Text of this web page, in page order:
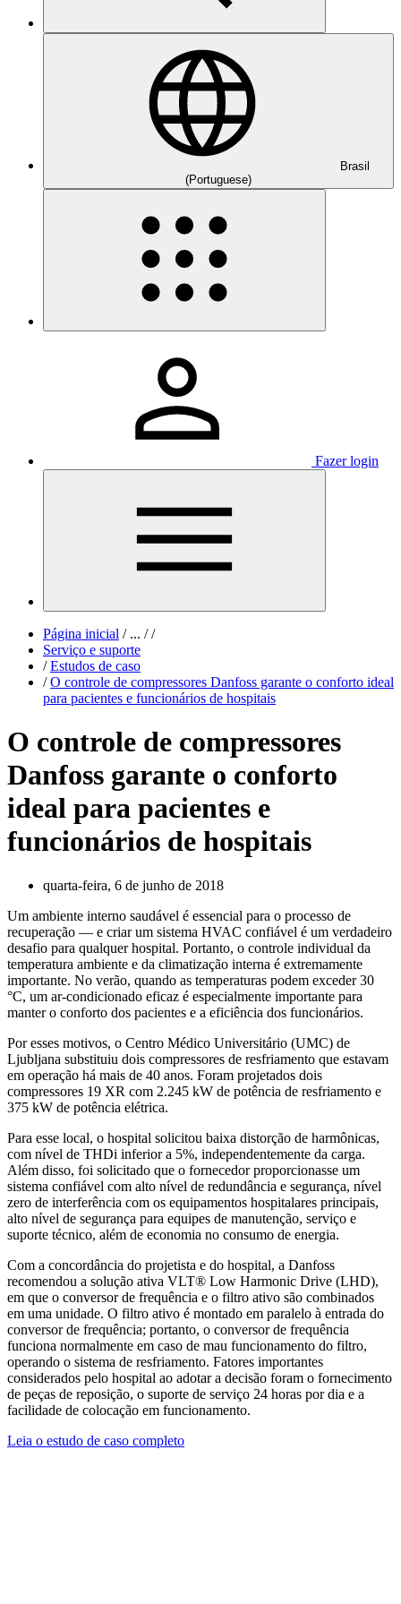
Brasil
(Portuguese)
Fazer login
Página inicial /... / /
Serviço e suporte
/ Estudos de caso
/ O controle de compressores Danfoss garante o conforto ideal
para pacientes e funcionários de hospitais
O controle de compressores
Danfoss garante o conforto
ideal para pacientes e
funcionários de hospitais
quarta-feira, 6 de junho de 2018
Um ambiente interno saudável é essencial para o processo de
recuperação — e criar um sistema HVAC confiável é um verdadeiro
desafio para qualquer hospital. Portanto, o controle individual da
temperatura ambiente e da climatização interna é extremamente
importante. No verão, quando as temperaturas podem exceder 30
°C, um ar-condicionado eficaz é especialmente importante para
manter o conforto dos pacientes e a eficiência dos funcionários.
Por esses motivos, o Centro Médico Universitário (UMC) de
Ljubljana substituiu dois compressores de resfriamento que estavam
em operação há mais de 40 anos. Foram projetados dois
compressores 19 XR com 2.245 kW de potência de resfriamento e
375 kW de potência elétrica.
Para esse local, o hospital solicitou baixa distorção de harmônicas,
com nível de THDi inferior a 5%, independentemente da carga.
Além disso, foi solicitado que o fornecedor proporcionasse um
sistema confiável com alto nível de redundância e segurança, nível
zero de interferência com os equipamentos hospitalares principais,
alto nível de segurança para equipes de manutenção, serviço e
suporte técnico, além de economia no consumo de energia.
Com a concordância do projetista e do hospital, a Danfoss
recomendou a solução ativa VLT® Low Harmonic Drive (LHD),
em que o conversor de frequência e o filtro ativo são combinados
em uma unidade. O filtro ativo é montado em paralelo à entrada do
conversor de frequência; portanto, o conversor de frequência
funciona normalmente em caso de mau funcionamento do filtro,
operando o sistema de resfriamento. Fatores importantes
considerados pelo hospital ao adotar a decisão foram o fornecimento
de peças de reposição, o suporte de serviço 24 horas por dia e a
facilidade de colocação em funcionamento.
Leia o estudo de caso completo